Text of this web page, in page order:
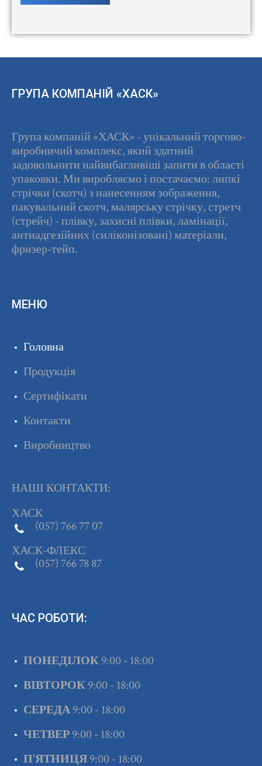
ГРУПА КОМПАНІЙ «ХАСК»
Група компаній «ХАСК» - унікальний торгово-
виробничий комплекс, який здатний
задовольнити найвибагливіші запити в області
упаковки. Ми виробляємо і постачаємо: липкі
стрічки (скотч) з нанесенням зображення,
пакувальний скотч, малярську стрічку, стретч
(стрейч) - плівку, захисні плівки, ламінації,
антиадгезійних (силіконізовані) матеріали,
фризер-тейп.
МЕНЮ
Головна
Продукція
Сертифікати
Контакти
Виробництво
НАШІ КОНТАКТИ:
ХАСК
(057) 766 77 07
ХАСК-ФЛЕКС
(057) 766 78 87
ЧАС РОБОТИ:
ПОНЕДІЛОК9:00 - 18:00
ВІВТОРОК9:00 - 18:00
СЕРЕДА9:00 - 18:00
ЧЕТВЕР9:00 - 18:00
П'ЯТНИЦЯ9:00 - 18:00